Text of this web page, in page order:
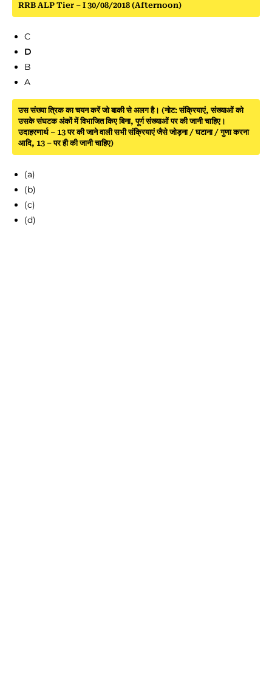
RRB ALP Tier – I 30/08/2018 (Afternoon)
C
D
B
A
उस संख्या त्रिक का चयन करें जो बाकी से अलग है। (नोट: संक्रियाएं, संख्याओं को
उसके संघटक अंकों में विभाजित किए बिना, पूर्ण संख्याओं पर की जानी चाहिए।
उदाहरणार्थ – 13 पर की जाने वाली सभी संक्रियाएं जैसे जोड़ना / घटाना / गुणा करना
आदि, 13 – पर ही की जानी चाहिए)
(a)
(b)
(c)
(d)